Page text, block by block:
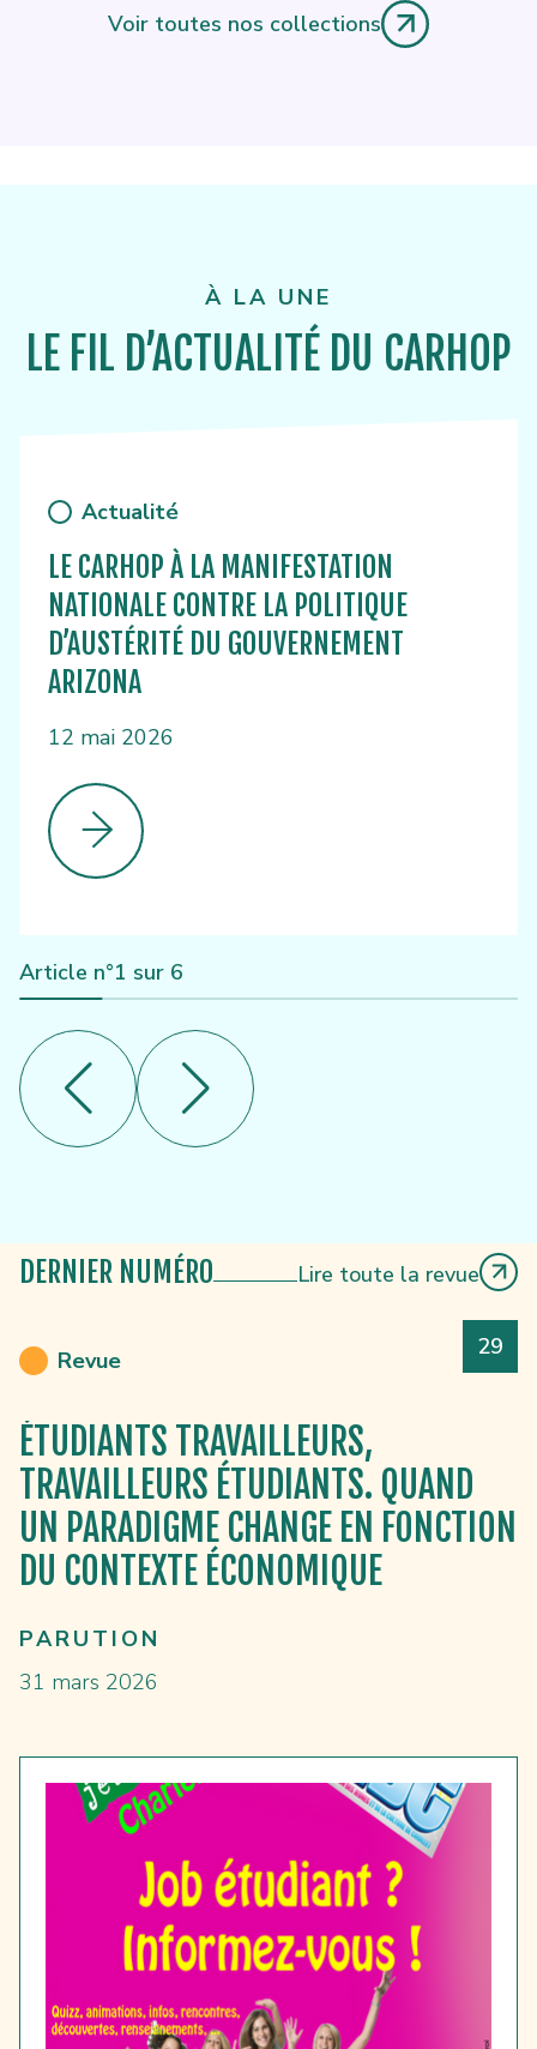
Voir toutes nos collections
À LA UNE
LE FIL D’ACTUALITÉ DU CARHOP
Actualité
LE CARHOP À LA MANIFESTATION
NATIONALE CONTRE LA POLITIQUE
D’AUSTÉRITÉ DU GOUVERNEMENT
ARIZONA
12 mai 2026
Article n°1 sur 6
DERNIER NUMÉRO Lire toute la revue
Revue 29
ÉTUDIANTS TRAVAILLEURS,
TRAVAILLEURS ÉTUDIANTS. QUAND
UN PARADIGME CHANGE EN FONCTION
DU CONTEXTE ÉCONOMIQUE
PARUTION
31 mars 2026